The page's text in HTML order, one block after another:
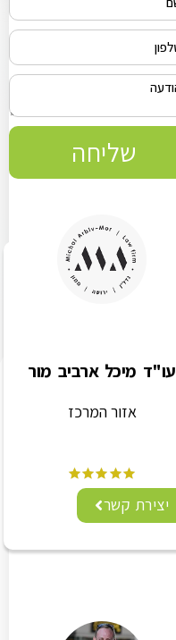
שליחה
עו"ד מיכל ארביב מור
אזור המרכז
יצירת קשר